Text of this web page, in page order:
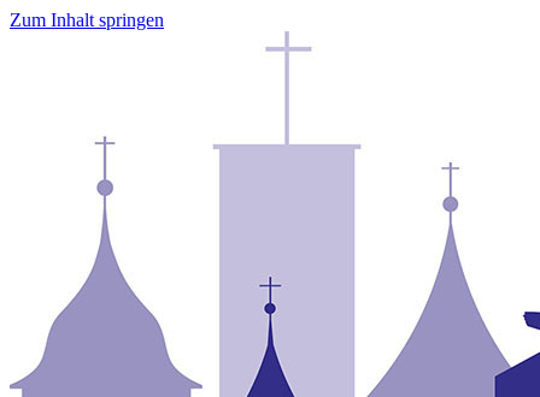
Zum Inhalt springen